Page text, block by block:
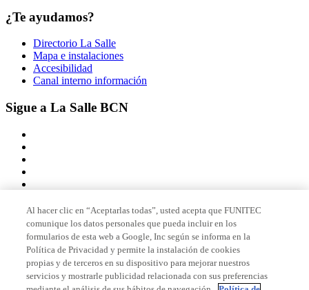
¿Te ayudamos?
Directorio La Salle
Mapa e instalaciones
Accesibilidad
Canal interno información
Sigue a La Salle BCN
Miembro de
Acreditaciones
Al hacer clic en “Aceptarlas todas”, usted acepta que FUNITEC
comunique los datos personales que pueda incluir en los
formularios de esta web a Google, Inc según se informa en la
Política de Privacidad y permite la instalación de cookies
propias y de terceros en su dispositivo para mejorar nuestros
servicios y mostrarle publicidad relacionada con sus preferencias